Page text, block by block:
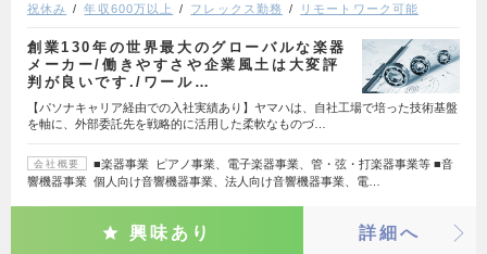
祝休み
年収600万以上 フレックス勤務 リモートワーク可能
創業130年の世界最大のグローバルな楽器
メーカー/働きやすさや企業風土は大変評
判が良いです./ワール…
【パソナキャリア経由での入社実績あり】ヤマハは、自社工場で培った技術基盤
を軸に、外部委託先を戦略的に活用した柔軟なものづ…
会社概要
■楽器事業 ピアノ事業、電子楽器事業、管・弦・打楽器事業等 ■音
響機器事業 個人向け音響機器事業、法人向け音響機器事業、電…
興味あり 詳細へ